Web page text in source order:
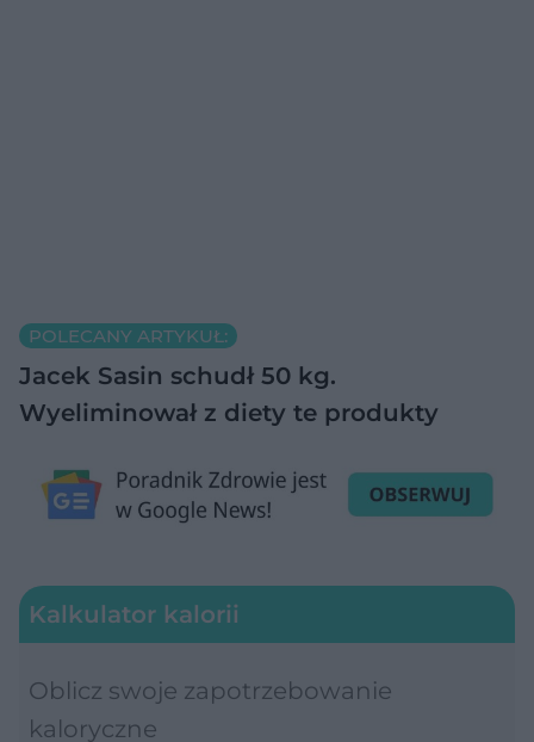
POLECANY ARTYKUŁ:
Jacek Sasin schudł 50 kg.
Wyeliminował z diety te produkty
Kalkulator kalorii
Oblicz swoje zapotrzebowanie
kaloryczne